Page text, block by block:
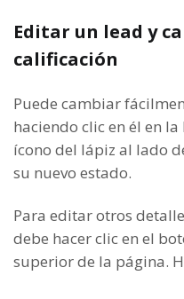
Editar un lead y
calificación
Puede cambiar
haciendo clic en él en
ícono del lápiz al lado
su nuevo estado.
Para editar otros
debe hacer clic en el
superior de la página.